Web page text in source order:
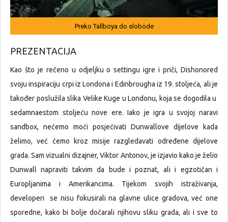
Preko Tallboya do slobode
PREZENTACIJA
Kao što je rečeno u odjeljku o settingu igre i priči, Dishonored
svoju inspiraciju crpi iz Londona i Edinbrougha iz 19. stoljeća, ali je
također poslužila slika Velike Kuge u Londonu, koja se dogodila u
sedamnaestom stoljeću nove ere. Iako je igra u svojoj naravi
sandbox, nećemo moći posjećivati Dunwallove dijelove kada
želimo, već ćemo kroz misije razgledavati određene dijelove
grada. Sam vizualni dizajner, Viktor Antonov, je izjavio kako je želio
Dunwall napraviti takvim da bude i poznat, ali i egzotičan i
Europljanima i Amerikancima. Tijekom svojih istraživanja,
developeri se nisu fokusirali na glavne ulice gradova, već one
sporedne, kako bi bolje dočarali njihovu sliku grada, ali i sve to